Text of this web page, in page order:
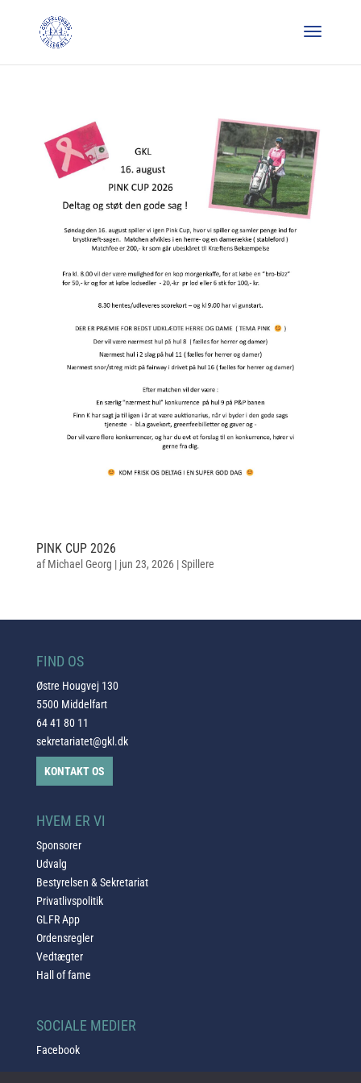
PINK CUP 2026
afMichael Georg | jun 23, 2026|Spillere
FIND OS
Østre Hougvej 130
5500 Middelfart
64 41 80 11
sekretariatet@gkl.dk
KONTAKT OS
HVEM ER VI
Sponsorer
Udvalg
Bestyrelsen & Sekretariat
Privatlivspolitik
GLFR App
Ordensregler
Vedtægter
Hall of fame
SOCIALE MEDIER
Facebook